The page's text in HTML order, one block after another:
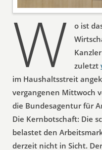
W
o ist
zuletzt
im Haushaltsstreit
vergangenen Mittwoch
die Bundesagentur für
Die Kernbotschaft: Die
belastet den
derzeit nicht in Sicht.